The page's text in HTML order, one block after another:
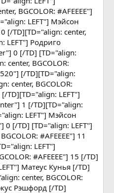
BGCOLOR: #AFEEEE"]
LEFT"] Мэйсон
[/TD][TD="align: center,
LEFT"] Родриго
0 [/TD] [TD="align:
BGCOLOR:
[/TD][TD="align:
center, BGCOLOR:
LEFT"]
1 [/TD][TD="align:
LEFT"] Мэйсон
0 [/TD] [TD="align: LEFT"]
#AFEEEE"] 11
LEFT"]
#AFEEEE"] 15 [/TD]
Матеус Кунья [/TD]
center, BGCOLOR:
Рэшфорд [/TD]